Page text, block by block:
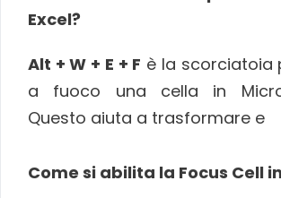
Excel?
Alt + W + E + F è la scorciatoia
a fuoco una cella in
Questo aiuta a trasformare e
Come si abilita la Focus Cell